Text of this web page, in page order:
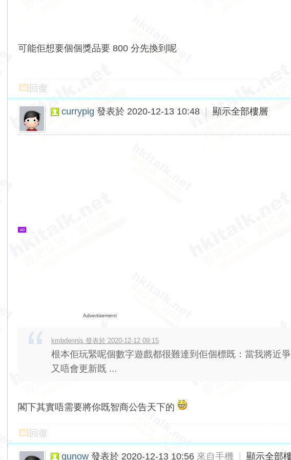
可能佢想要個個獎品要 800 分先換到呢
回復
currypig 發表於 2020-12-13 10:48 顯示全部樓層
Advertisement
kmbdennis 發表於 2020-12-12 09:15
根本佢玩緊呢個數字遊戲都很難達到佢個標既：當我將近
又唔會更新既 ...
閣下其實唔需要將你既智商公告天下的
回復
qunow 發表於 2020-12-13 10:56 來自手機 顯示全部